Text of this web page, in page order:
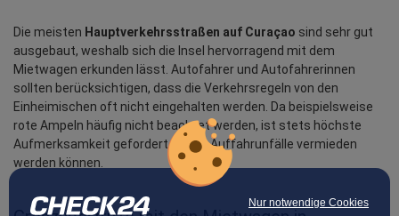
Nur notwendige Cookies
Die meisten Hauptverkehrsstraßen auf Curaçao sind sehr gut
ausgebaut, weshalb sich die Insel hervorragend mit dem
Mietwagen erkunden lässt. Autofahrer und Autofahrerinnen
sollten berücksichtigen, dass die Verkehrsregeln von den
Einheimischen oft nicht eingehalten werden. Da beispielsweise
rote Ampeln häufig nicht beachtet werden, ist stets höchste
Aufmerksamkeit gefordert, damit Auffahrunfälle vermieden
werden können.